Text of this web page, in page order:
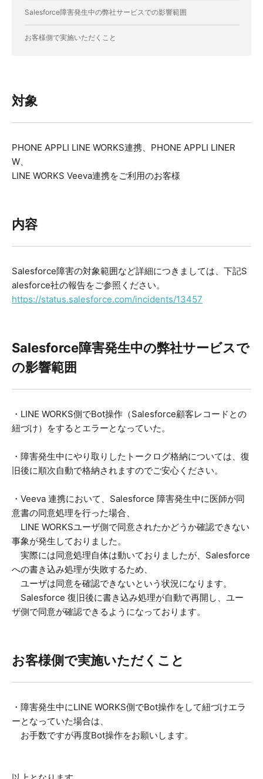
Salesforce障害発生中の弊社サービスでの影響範囲
お客様側で実施いただくこと
対象
PHONE APPLI LINE WORKS連携、PHONE APPLI LINER
W、
LINE WORKS Veeva連携をご利用のお客様
内容
Salesforce障害の対象範囲など詳細につきましては、下記S
alesforce社の報告をご参照ください。
https://status.salesforce.com/incidents/13457
Salesforce障害発生中の弊社サービスで
の影響範囲
・LINE WORKS側でBot操作（Salesforce顧客レコードとの
紐づけ）をするとエラーとなっていた。
・障害発生中にやり取りしたトークログ格納については、復
旧後に順次自動で格納されますのでご安心ください。
・Veeva 連携において、Salesforce 障害発生中に医師が同
意書の同意処理を行った場合、
LINE WORKSユーザ側で同意されたかどうか確認できない
事象が発生しておりました。
実際には同意処理自体は動いておりましたが、Salesforce
への書き込み処理が失敗するため、
ユーザは同意を確認できないという状況になります。
Salesforce 復旧後に書き込み処理が自動で再開し、ユー
ザ側で同意が確認できるようになっております。
お客様側で実施いただくこと
・障害発生中にLINE WORKS側でBot操作をして紐づけエラ
ーとなっていた場合は、
お手数ですが再度Bot操作をお願いします。